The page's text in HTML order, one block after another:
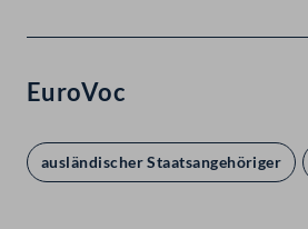
EuroVoc
ausländischer Staatsangehöriger